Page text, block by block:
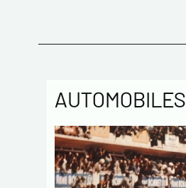
AUTOMOBILES